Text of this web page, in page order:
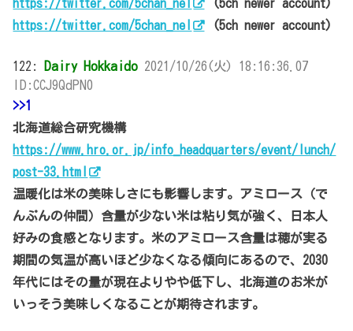
https://twitter.com/5chan_nel
(5ch newer account)
https://twitter.com/5chan_nel
(5ch newer account)
122: Dairy Hokkaido 2021/10/26(火) 18:16:36.07
ID:CCJ9QdPN0
>>1
北海道総合研究機構
https://www.hro.or.jp/info_headquarters/event/lunch/
post-33.html
温暖化は米の美味しさにも影響します。アミロース（で
んぷんの仲間）含量が少ない米は粘り気が強く、日本人
好みの食感となります。米のアミロース含量は穂が実る
期間の気温が高いほど少なくなる傾向にあるので、2030
年代にはその量が現在よりやや低下し、北海道のお米が
いっそう美味しくなることが期待されます。